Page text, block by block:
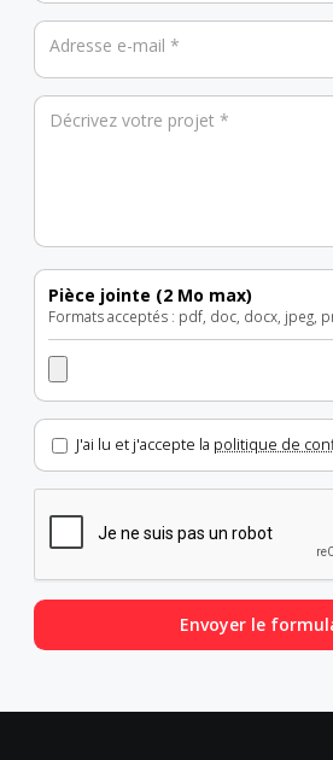
Adresse e-mail *
Décrivez votre projet *
Pièce jointe (2 Mo max)
Formats acceptés : pdf, doc, docx, jpeg,
J'ai lu et j'accepte la politique de
Envoyer le